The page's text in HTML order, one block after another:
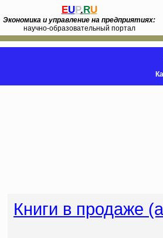
EUP.RU
Экономика и управление на предприятиях:
научно-образовательный портал
Книги в продаже